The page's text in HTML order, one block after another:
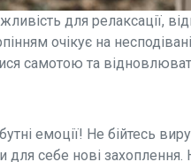
для релаксації,
очікує на
самотою та
емоції! Не бійтесь
для себе нові